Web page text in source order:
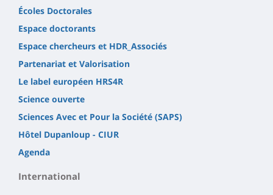
Écoles Doctorales
Espace doctorants
Espace chercheurs et HDR_Associés
Partenariat et Valorisation
Le label européen HRS4R
Science ouverte
Sciences Avec et Pour la Société (SAPS)
Hôtel Dupanloup - CIUR
Agenda
International